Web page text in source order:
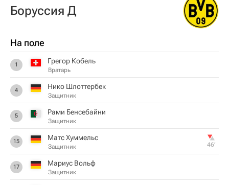
Боруссия Д
На поле
1 Грегор Кобель
Вратарь
4 Нико Шлоттербек
Защитник
5 Рами Бенсебайни
Защитник
15 Матс Хуммельс
Защитник 46‎’‎
17 Мариус Вольф
Защитник